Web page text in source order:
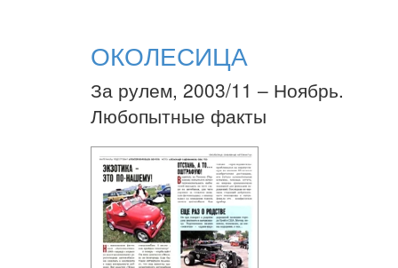
ОКОЛЕСИЦА
За рулем, 2003/11 – Ноябрь.
Любопытные факты